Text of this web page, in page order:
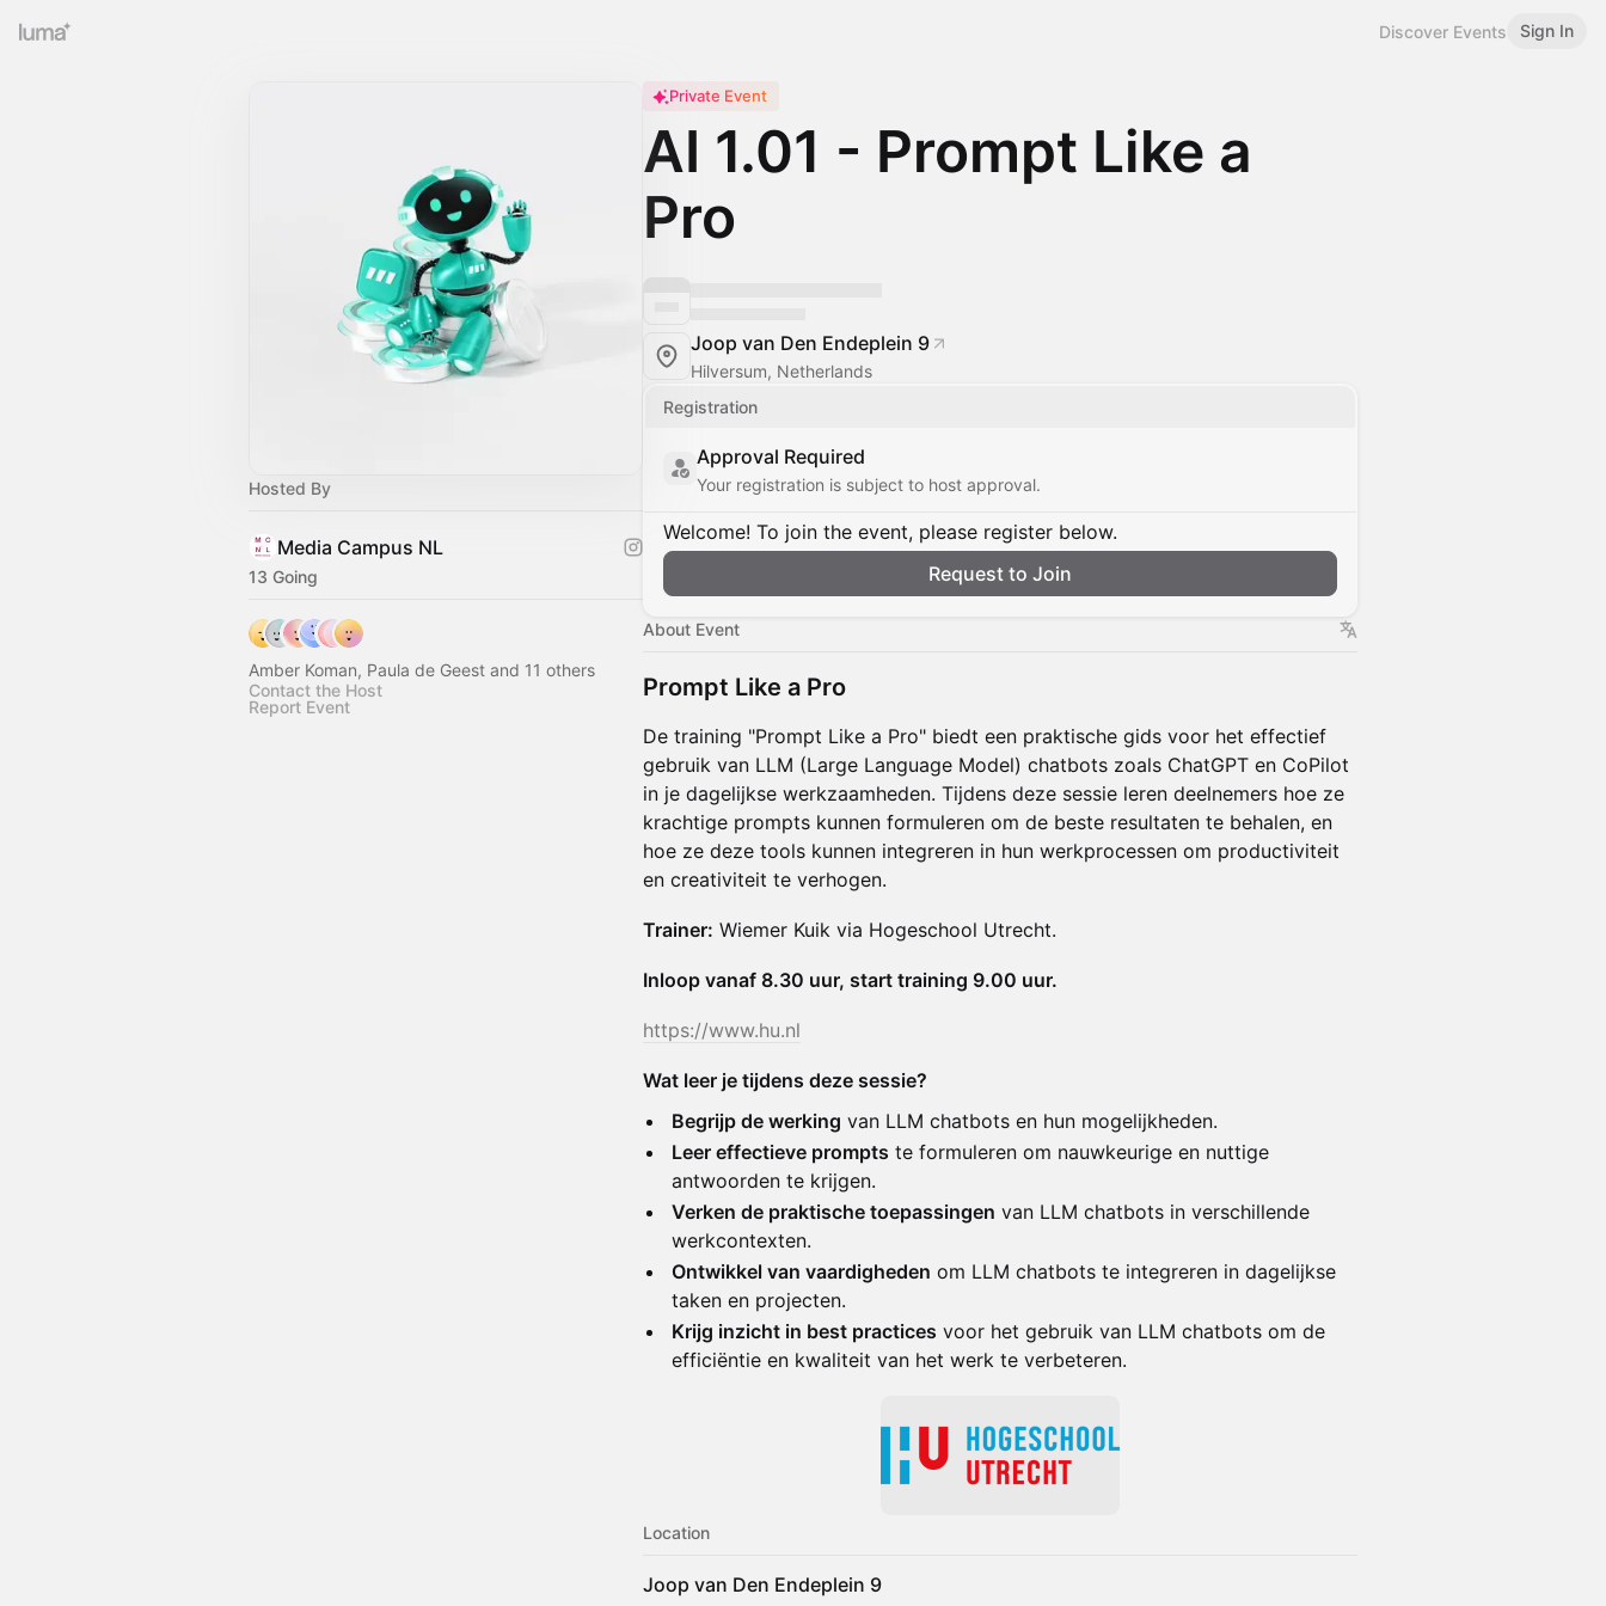
Discover Events Sign In
Hosted By
Media Campus NL
13 Going
Amber Koman, Paula de Geest and 11 others
Contact the Host
Report Event
Private Event
AI 1.01 - Prompt Like a
Pro
Joop van Den Endeplein 9
Hilversum, Netherlands
Registration
Approval Required
Your registration is subject to host approval.
Welcome! To join the event, please register below.
Request to Join
About Event
Prompt Like a Pro
De training "Prompt Like a Pro" biedt een praktische gids voor het effectief
gebruik van LLM (Large Language Model) chatbots zoals ChatGPT en CoPilot
in je dagelijkse werkzaamheden. Tijdens deze sessie leren deelnemers hoe ze
krachtige prompts kunnen formuleren om de beste resultaten te behalen, en
hoe ze deze tools kunnen integreren in hun werkprocessen om productiviteit
en creativiteit te verhogen.
Trainer: Wiemer Kuik via Hogeschool Utrecht.
Inloop vanaf 8.30 uur, start training 9.00 uur.
https://www.hu.nl
Wat leer je tijdens deze sessie?
Begrijp de werking van LLM chatbots en hun mogelijkheden.
Leer effectieve prompts te formuleren om nauwkeurige en nuttige
antwoorden te krijgen.
Verken de praktische toepassingen van LLM chatbots in verschillende
werkcontexten.
Ontwikkel van vaardigheden om LLM chatbots te integreren in dagelijkse
taken en projecten.
Krijg inzicht in best practices voor het gebruik van LLM chatbots om de
efficiëntie en kwaliteit van het werk te verbeteren.
Location
Joop van Den Endeplein 9